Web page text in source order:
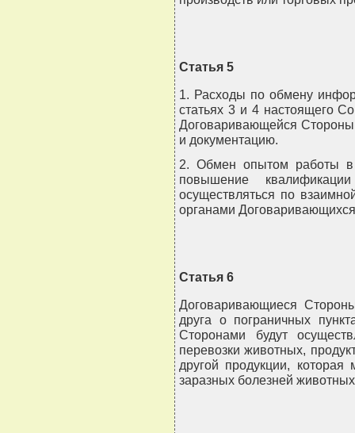
Статья 5
1. Расходы по обмену
статьях 3 и 4 настоящего
Договаривающейся
и документацию.
2. Обмен опытом работы в
повышение
осуществляться по
органами
Статья 6
Договаривающиеся
друга о пограничных
Сторонами будут
перевозки животных,
другой продукции, которая
заразных болезней